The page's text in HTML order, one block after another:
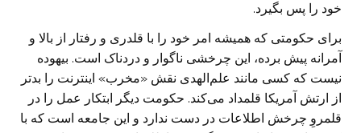
خود را پس بگیرد.
برای حکومتی که همیشه امر خود را با قلدری و رفتار از بالا و
آمرانه پیش برده، این چرخشی ناگوار و دردناک است. بیهوده
نیست که کسی مانند علم‌الهدی نقش «مخرب» اینترنت را بدتر
از ارتش آمریکا قلمداد می‌کند. حکومت دیگر ابتکار عمل را در
قلمروِ چرخش اطلاعات در دست ندارد و این جامعه است که با